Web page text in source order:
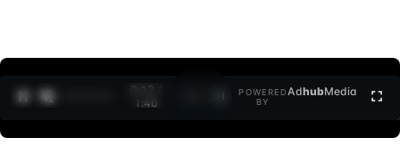
0:12 /
1:40
POWERED
BY
AdhubMedia